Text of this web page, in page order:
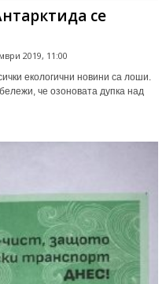
се
2019, 11:00
екологични новини са лоши.
че озоновата дупка над